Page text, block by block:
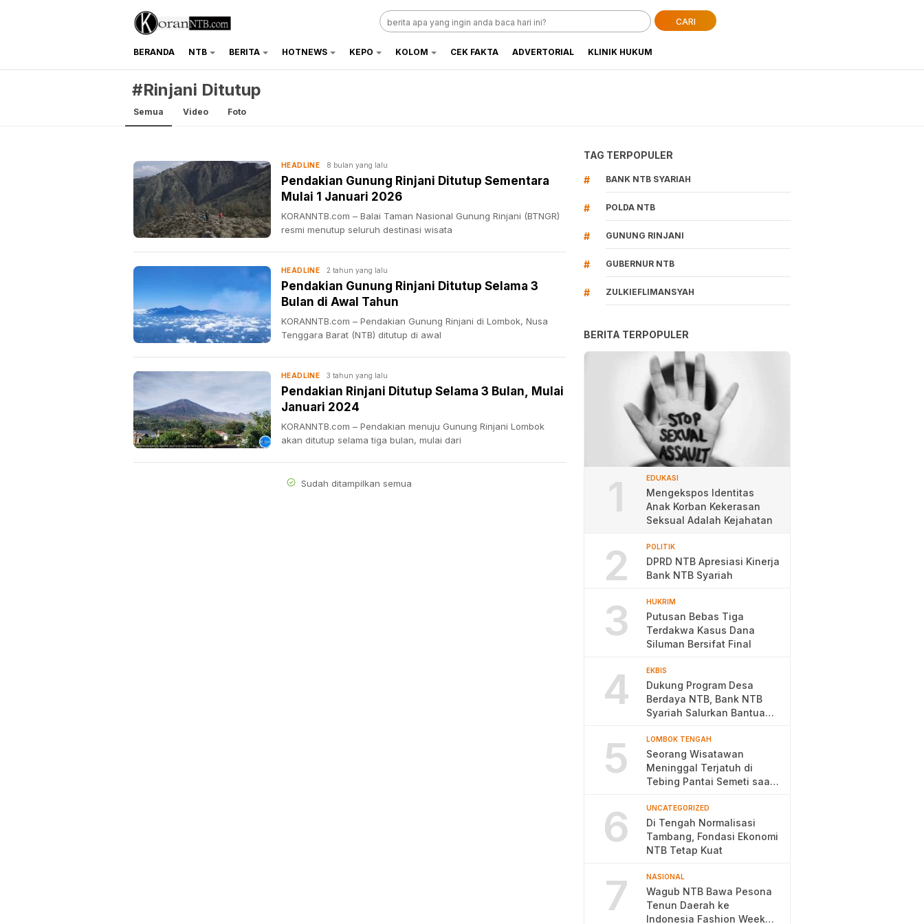
koranntb.com
CARI
BERANDA NTB BERITA HOTNEWS KEPO KOLOM CEK FAKTA ADVERTORIAL KLINIK HUKUM
#Rinjani Ditutup
Semua Video Foto
HEADLINE 8 bulan yang lalu
Pendakian Gunung Rinjani Ditutup Sementara
Mulai 1 Januari 2026
KORANNTB.com – Balai Taman Nasional Gunung Rinjani (BTNGR)
resmi menutup seluruh destinasi wisata
HEADLINE 2 tahun yang lalu
Pendakian Gunung Rinjani Ditutup Selama 3
Bulan di Awal Tahun
KORANNTB.com – Pendakian Gunung Rinjani di Lombok, Nusa
Tenggara Barat (NTB) ditutup di awal
HEADLINE 3 tahun yang lalu
Pendakian Rinjani Ditutup Selama 3 Bulan, Mulai
Januari 2024
KORANNTB.com – Pendakian menuju Gunung Rinjani Lombok
akan ditutup selama tiga bulan, mulai dari
Sudah ditampilkan semua
TAG TERPOPULER
# BANK NTB SYARIAH
# POLDA NTB
# GUNUNG RINJANI
# GUBERNUR NTB
# ZULKIEFLIMANSYAH
BERITA TERPOPULER
1 EDUKASI
Mengekspos Identitas
Anak Korban Kekerasan
Seksual Adalah Kejahatan
2 POLITIK
DPRD NTB Apresiasi Kinerja
Bank NTB Syariah
3 HUKRIM
Putusan Bebas Tiga
Terdakwa Kasus Dana
Siluman Bersifat Final
4 EKBIS
Dukung Program Desa
Berdaya NTB, Bank NTB
Syariah Salurkan Bantuan
5 LOMBOK TENGAH
Seorang Wisatawan
Meninggal Terjatuh di
Tebing Pantai Semeti saat
6 UNCATEGORIZED
Di Tengah Normalisasi
Tambang, Fondasi Ekonomi
NTB Tetap Kuat
7 NASIONAL
Wagub NTB Bawa Pesona
Tenun Daerah ke
Indonesia Fashion Week